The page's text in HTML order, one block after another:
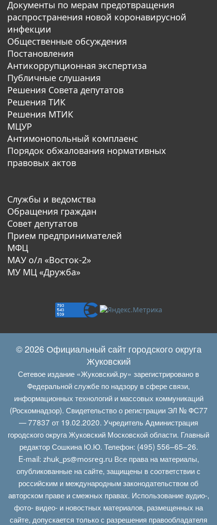
Документы по мерам предотвращения
распространения новой коронавирусной
инфекции
Общественные обсуждения
Постановления
Антикоррупционная экспертиза
Публичные слушания
Решения Совета депутатов
Решения ТИК
Решения МТИК
МЦУР
Антимонопольный комплаенс
Порядок обжалования нормативных
правовых актов
Службы и ведомства
Обращения граждан
Совет депутатов
Прием предпринимателей
МФЦ
МАУ о/л «Восток-2»
МУ МЦ «Дружба»
© 2026 Официальный сайт городского округа
Жуковский
Сетевое издание «Жуковский.ру» зарегистрировано в
Федеральной службе по надзору в сфере связи,
информационных технологий и массовых коммуникаций
(Роскомнадзор). Свидетельство о регистрации ЭЛ № ФС77
— 77837 от 19.02.2020. Учредитель Администрация
городского округа Жуковский Московской области. Главный
редактор Сошкина Ю.Ю. Телефон: (495) 556–65–26.
E‑mail: zhuk_ps@mosreg.ruВсе права на материалы,
опубликованные на сайте, защищены в соответствии с
российским и международным законодательством об
авторском праве и смежных правах. Использование аудио-,
фото- видео- и новостных материалов, размещенных на
сайте, допускается только с разрешения правообладателя